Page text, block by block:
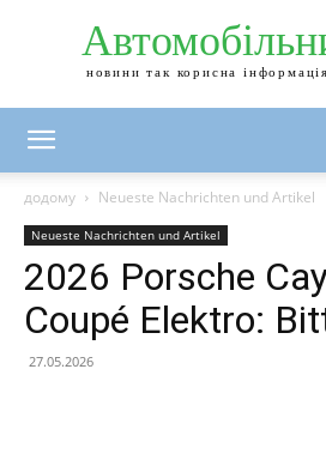
новини так корисна
додому Neueste Nachrichten und Artikel
Neueste Nachrichten und Artikel
2026 Porsche
Coupé Elektro:
27.05.2026